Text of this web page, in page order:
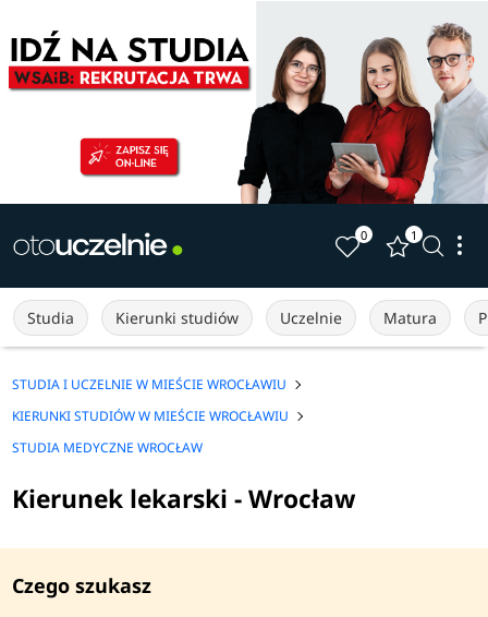
0 1
Studia Kierunki studiów Uczelnie Matura
STUDIA I UCZELNIE W MIEŚCIE WROCŁAWIU
KIERUNKI STUDIÓW W MIEŚCIE WROCŁAWIU
STUDIA MEDYCZNE WROCŁAW
Kierunek lekarski - Wrocław
Czego szukasz